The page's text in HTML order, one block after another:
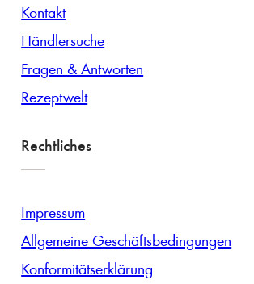
Kontakt
Händlersuche
Fragen & Antworten
Rezeptwelt
Rechtliches
Impressum
Allgemeine Geschäftsbedingungen
Konformitätserklärung